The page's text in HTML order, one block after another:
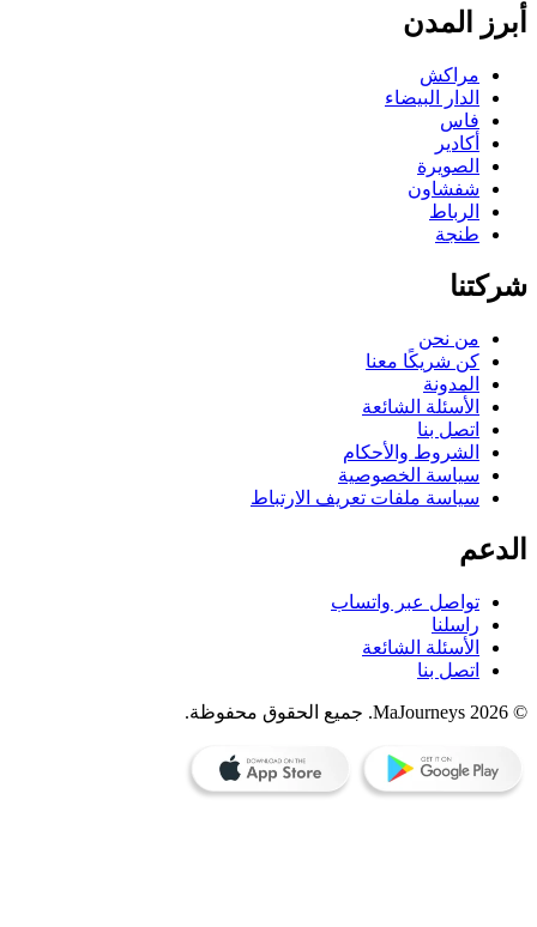
المدن
مراكش
الدار البيضاء
فاس
أكادير
الصويرة
شفشاون
الرباط
طنجة
من نحن
كن شريكًا معنا
المدونة
الأسئلة الشائعة
اتصل بنا
الشروط والأحكام
سياسة الخصوصية
سياسة ملفات تعريف الارتباط
تواصل عبر واتساب
راسلنا
الأسئلة الشائعة
اتصل بنا